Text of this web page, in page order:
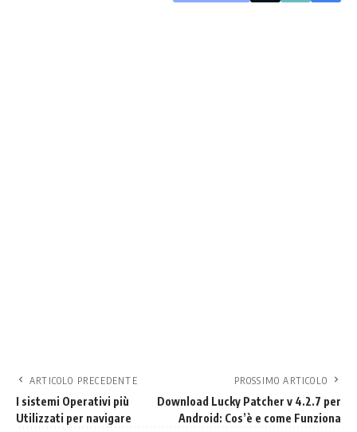
ARTICOLO PRECEDENTE
I sistemi Operativi più
Utilizzati per navigare
PROSSIMO ARTICOLO
Download Lucky Patcher v 4.2.7 per
Android: Cos’è e come Funziona